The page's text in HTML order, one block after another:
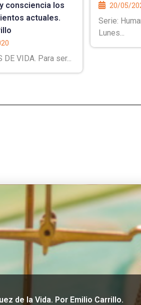
consciencia los
actuales.
DE VIDA. Para ser...
20/05/
Serie:
Lunes...
de la Vida. Por Emilio Carrillo.